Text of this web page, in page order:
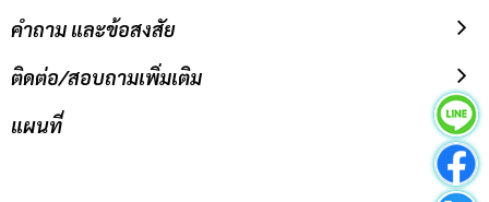
คำถาม และข้อสงสัย
ติดต่อ/สอบถามเพิ่มเติม
แผนที่